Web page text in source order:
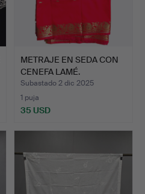
METRAJE EN SEDA CON
CENEFA LAMÉ.
Subastado 2 dic 2025
1 puja
35 USD